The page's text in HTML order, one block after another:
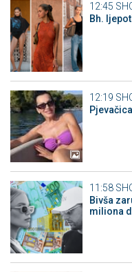
12:45
Bh.
12:19
11:58
Bivša
miliona